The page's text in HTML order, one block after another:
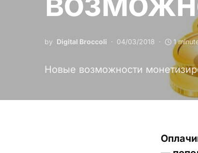
by Digital Broccoli 04/03/2018 1
Новые возможности